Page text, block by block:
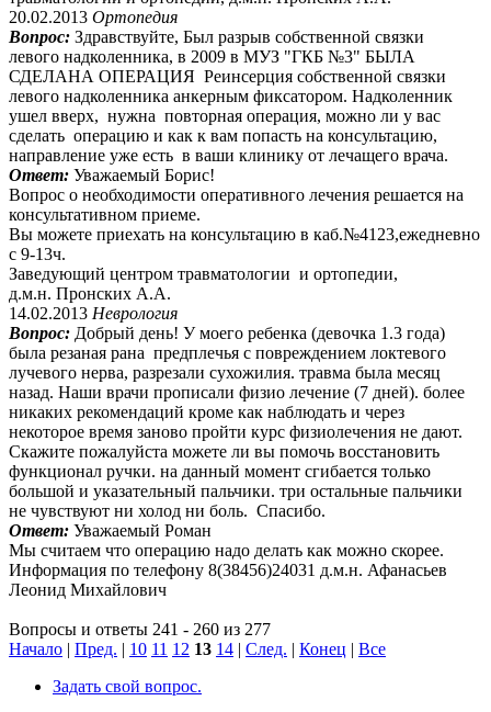
20.02.2013 Ортопедия
Вопрос: Здравствуйте, Был разрыв собственной связки
левого надколенника, в 2009 в МУЗ "ГКБ №3" БЫЛА
СДЕЛАНА ОПЕРАЦИЯ Реинсерция собственной связки
левого надколенника анкерным фиксатором. Надколенник
ушел вверх, нужна повторная операция, можно ли у вас
сделать операцию и как к вам попасть на консультацию,
направление уже есть в ваши клинику от лечащего врача.
Ответ: Уважаемый Борис!
Вопрос о необходимости оперативного лечения решается на
консультативном приеме.
Вы можете приехать на консультацию в каб.№4123,ежедневно
с 9-13ч.
Заведующий центром травматологии и ортопедии,
д.м.н. Пронских А.А.
14.02.2013 Неврология
Вопрос: Добрый день! У моего ребенка (девочка 1.3 года)
была резаная рана предплечья с повреждением локтевого
лучевого нерва, разрезали сухожилия. травма была месяц
назад. Наши врачи прописали физио лечение (7 дней). более
никаких рекомендаций кроме как наблюдать и через
некоторое время заново пройти курс физиолечения не дают.
Скажите пожалуйста можете ли вы помочь восстановить
функционал ручки. на данный момент сгибается только
большой и указательный пальчики. три остальные пальчики
не чувствуют ни холод ни боль. Спасибо.
Ответ: Уважаемый Роман
Мы считаем что операцию надо делать как можно скорее.
Информация по телефону 8(38456)24031 д.м.н. Афанасьев
Леонид Михайлович
Вопросы и ответы 241 - 260 из 277
Начало
Пред. 10 11 12 13 14 След. Конец
Все
Задать свой вопрос.